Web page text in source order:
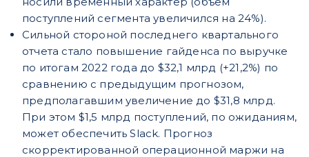
поступлений сегмента увеличился на 24%).
Сильной стороной последнего квартального
отчета стало повышение гайденса по выручке
по итогам 2022 года до $32,1 млрд (+21,2%) по
сравнению с предыдущим прогнозом,
предполагавшим увеличение до $31,8 млрд.
При этом $1,5 млрд поступлений, по ожиданиям,
может обеспечить Slack. Прогноз
скорректированной операционной маржи на